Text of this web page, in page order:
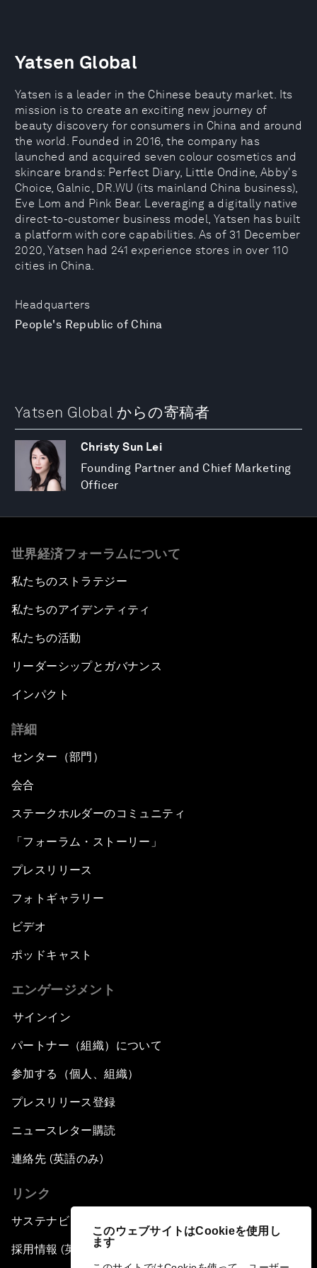
このウェブサイトはCookieを使用し
ます
Headquarters
People's Republic of China
Yatsen Global
Yatsen is a leader in the Chinese beauty market. Its
mission is to create an exciting new journey of
beauty discovery for consumers in China and around
the world. Founded in 2016, the company has
launched and acquired seven colour cosmetics and
skincare brands: Perfect Diary, Little Ondine, Abby's
Choice, Galnic, DR.WU (its mainland China business),
Eve Lom and Pink Bear. Leveraging a digitally native
direct-to-customer business model, Yatsen has built
a platform with core capabilities. As of 31 December
2020, Yatsen had 241 experience stores in over 110
cities in China.
Yatsen Global からの寄稿者
Christy Sun Lei
Founding Partner and Chief Marketing
Officer
世界経済フォーラムについて
私たちのストラテジー
私たちのアイデンティティ
私たちの活動
リーダーシップとガバナンス
インパクト
詳細
センター（部門）
会合
ステークホルダーのコミュニティ
「フォーラム・ストーリー」
プレスリリース
フォトギャラリー
ビデオ
ポッドキャスト
エンゲージメント
サインイン
パートナー（組織）について
参加する（個人、組織）
プレスリリース登録
ニュースレター購読
連絡先 (英語のみ)
リンク
サステナビリティへの取り組み
採用情報 (英語のみ)